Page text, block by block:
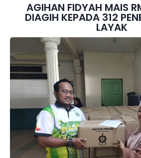
AGIHAN FIDYAH MAIS
DIAGIH KEPADA 312
LAYAK